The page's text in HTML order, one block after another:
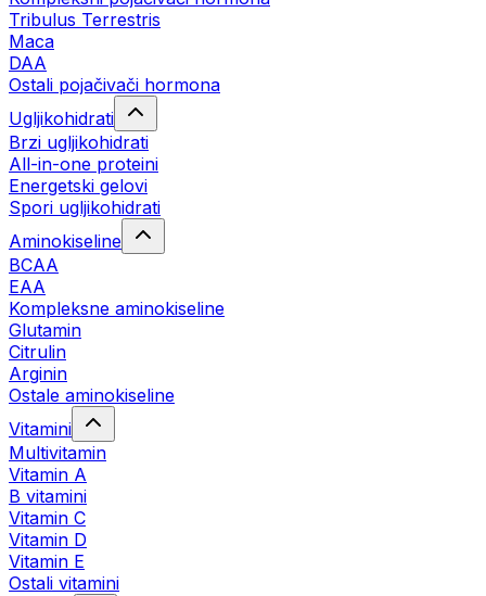
Tribulus Terrestris
Maca
DAA
Ostali pojačivači hormona
Ugljikohidrati
Brzi ugljikohidrati
All-in-one proteini
Energetski gelovi
Spori ugljikohidrati
Aminokiseline
BCAA
EAA
Kompleksne aminokiseline
Glutamin
Citrulin
Arginin
Ostale aminokiseline
Vitamini
Multivitamin
Vitamin A
B vitamini
Vitamin C
Vitamin D
Vitamin E
Ostali vitamini